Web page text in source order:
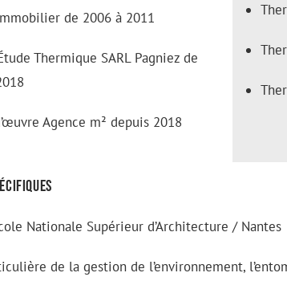
de 2006 à 2011
Thermique SARL Pagniez de
Agence m² depuis 2018
Nationale Supérieur d’Architecture / Nantes
de la gestion de l’environnement,